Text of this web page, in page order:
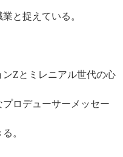
と捉えている。
ンZとミレニアル世代の心
ロデューサーメッセー
。